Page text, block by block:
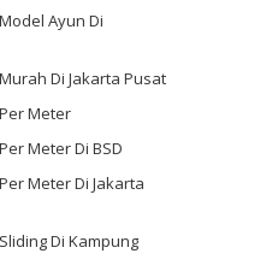
Ayun Di
Di Jakarta Pusat
Meter
Meter Di BSD
Meter Di Jakarta
Di Kampung